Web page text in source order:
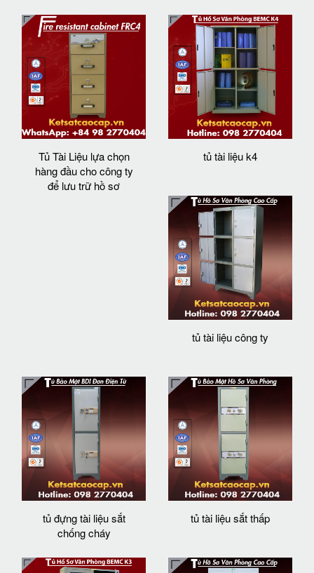
Tủ Tài Liệu lựa chọn
hàng đầu cho công ty
để lưu trữ hồ sơ
tủ tài liệu k4
tủ tài liệu công ty
tủ đựng tài liệu sắt
chống cháy
tủ tài liệu sắt thấp